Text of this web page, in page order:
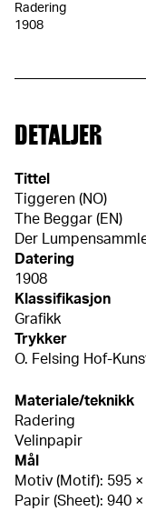
Radering
1908
DETALJER
Tittel
Tiggeren (NO)
The Beggar (EN)
Der
Datering
1908
Klassifikasjon
Grafikk
Trykker
O. Felsing Hof-
Materiale/teknikk
Radering
Velinpapir
Mål
Motiv (Motif): 595 ×
Papir (Sheet): 940